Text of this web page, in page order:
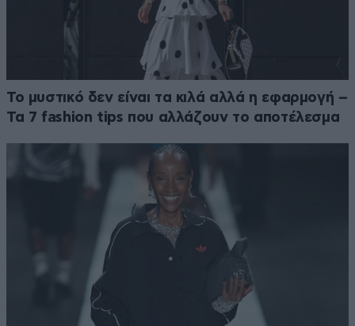
Το μυστικό δεν είναι τα κιλά αλλά η εφαρμογή –
Τα 7 fashion tips που αλλάζουν το αποτέλεσμα